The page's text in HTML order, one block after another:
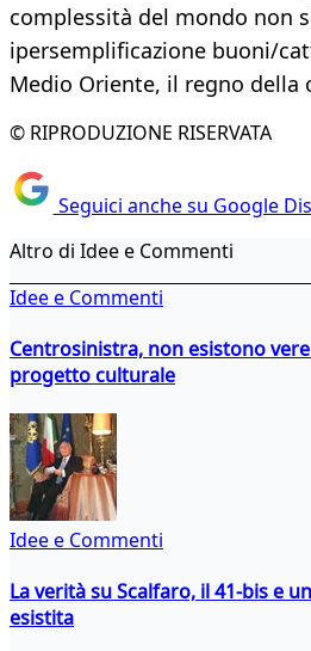
complessità del mondo non
ipersemplificazione buoni/
Medio Oriente, il regno della
© RIPRODUZIONE RISERVATA
Seguici anche su Google
Altro di Idee e Commenti
Idee e Commenti
Centrosinistra, non esistono
progetto culturale
Idee e Commenti
La verità su Scalfaro, il 41-bis e
esistita